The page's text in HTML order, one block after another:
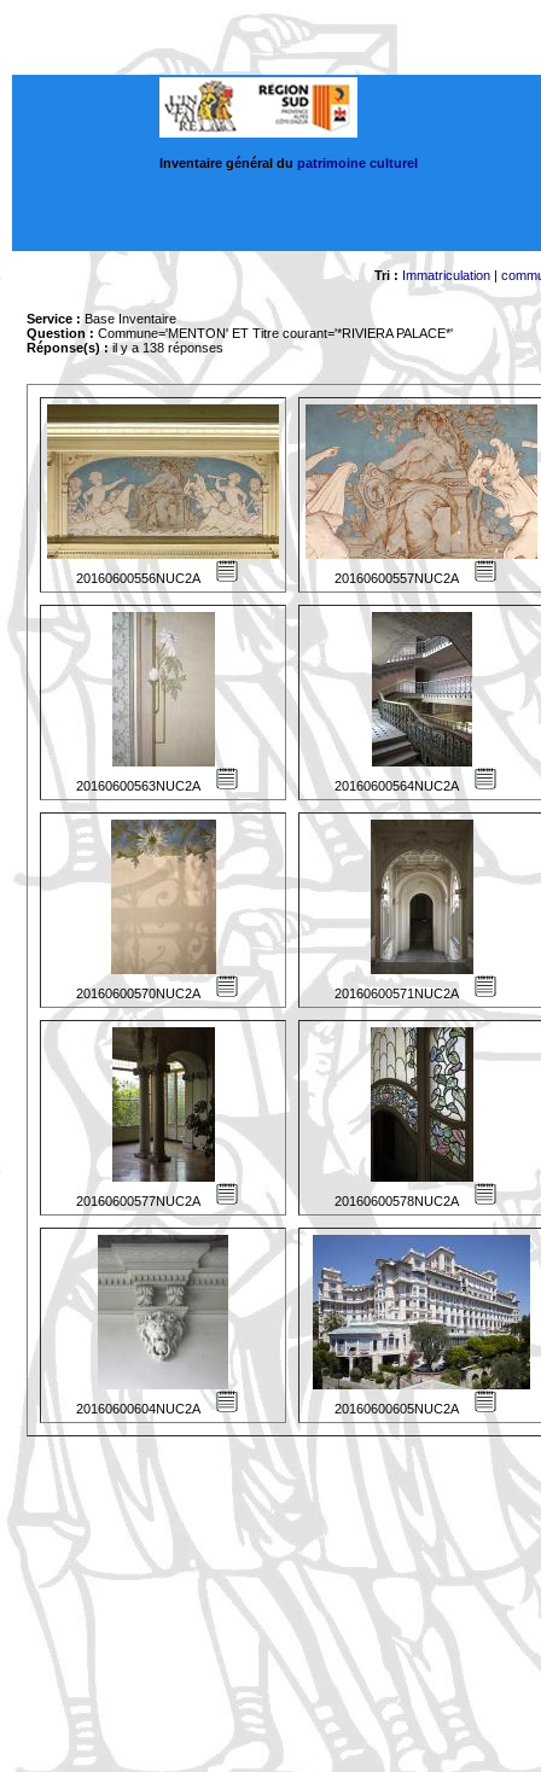
Inventaire général du patrimoine culturel
Tri : Immatriculation|
Service : Base Inventaire
Question : Commune='MENTON' ET Titre courant='*RIVIERA PALACE*'
Réponse(s) :il y a 138 réponses
20160600556NUC2A 20160600557NUC2A
20160600563NUC2A 20160600564NUC2A
20160600570NUC2A 20160600571NUC2A
20160600577NUC2A 20160600578NUC2A
20160600604NUC2A 20160600605NUC2A